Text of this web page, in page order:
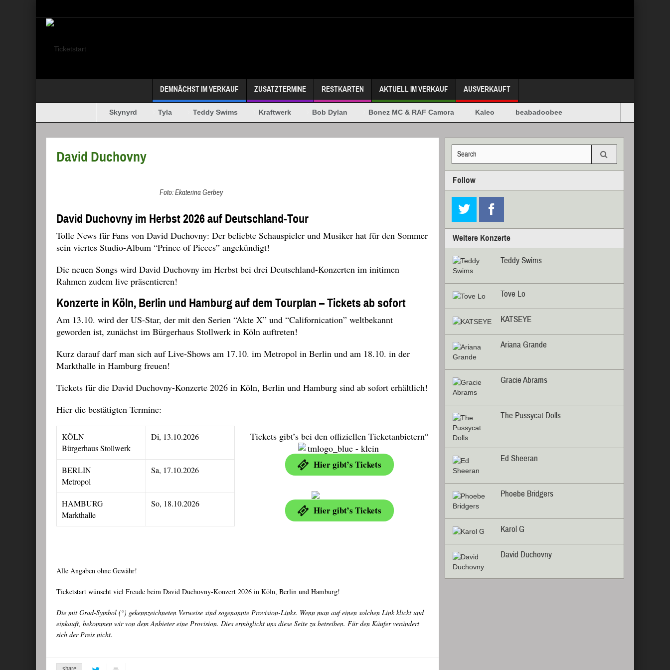
DEMNÄCHST IM VERKAUF ZUSATZTERMINE RESTKARTEN AKTUELL IM VERKAUF AUSVERKAUFT
Lynyrd Skynyrd Tyla Teddy Swims Kraftwerk Bob Dylan Bonez MC & RAF Camora Kaleo beabadoobee
David Duchovny
Foto: Ekaterina Gerbey
David Duchovny im Herbst 2026 auf Deutschland-Tour
Tolle News für Fans von David Duchovny: Der beliebte Schauspieler und Musiker hat für den Sommer
sein viertes Studio-Album “Prince of Pieces” angekündigt!
Die neuen Songs wird David Duchovny im Herbst bei drei Deutschland-Konzerten im initimen
Rahmen zudem live präsentieren!
Konzerte in Köln, Berlin und Hamburg auf dem Tourplan – Tickets ab sofort
Am 13.10. wird der US-Star, der mit den Serien “Akte X” und “Californication” weltbekannt
geworden ist, zunächst im Bürgerhaus Stollwerk in Köln auftreten!
Kurz darauf darf man sich auf Live-Shows am 17.10. im Metropol in Berlin und am 18.10. in der
Markthalle in Hamburg freuen!
Tickets für die David Duchovny-Konzerte 2026 in Köln, Berlin und Hamburg sind ab sofort erhältlich!
Hier die bestätigten Termine:
KÖLN
Bürgerhaus Stollwerk
Di, 13.10.2026
BERLIN
Metropol
Sa, 17.10.2026
HAMBURG
Markthalle
So, 18.10.2026
Tickets gibt’s bei den offiziellen Ticketanbietern°
Hier gibt’s Tickets
Hier gibt’s Tickets
Alle Angaben ohne Gewähr!
Ticketstart wünscht viel Freude beim David Duchovny-Konzert 2026 in Köln, Berlin und Hamburg!
Die mit Grad-Symbol (°) gekennzeichneten Verweise sind sogenannte Provision-Links. Wenn man auf einen solchen Link klickt und
einkauft, bekommen wir von dem Anbieter eine Provision. Dies ermöglicht uns diese Seite zu betreiben. Für den Käufer verändert
sich der Preis nicht.
Follow
Weitere Konzerte
Teddy Swims
Tove Lo
KATSEYE
Ariana Grande
Gracie Abrams
The Pussycat Dolls
Ed Sheeran
Phoebe Bridgers
Karol G
David Duchovny